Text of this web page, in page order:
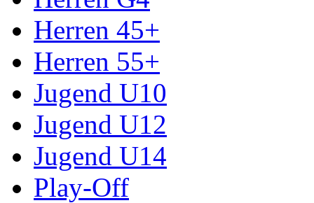
Herren 45+
Herren 55+
Jugend U10
Jugend U12
Jugend U14
Play-Off